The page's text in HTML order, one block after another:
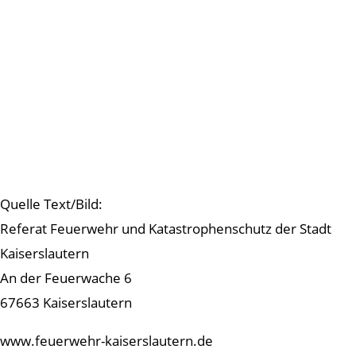
Quelle Text/Bild:
Referat Feuerwehr und Katastrophenschutz der Stadt
Kaiserslautern
An der Feuerwache 6
67663 Kaiserslautern
www.feuerwehr-kaiserslautern.de